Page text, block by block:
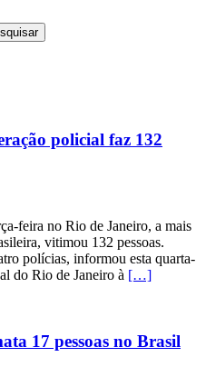
policial faz 132
feira no Rio de Janeiro, a mais
vitimou 132 pessoas.
polícias, informou esta quarta-
do Rio de Janeiro à […]
17 pessoas no Brasil